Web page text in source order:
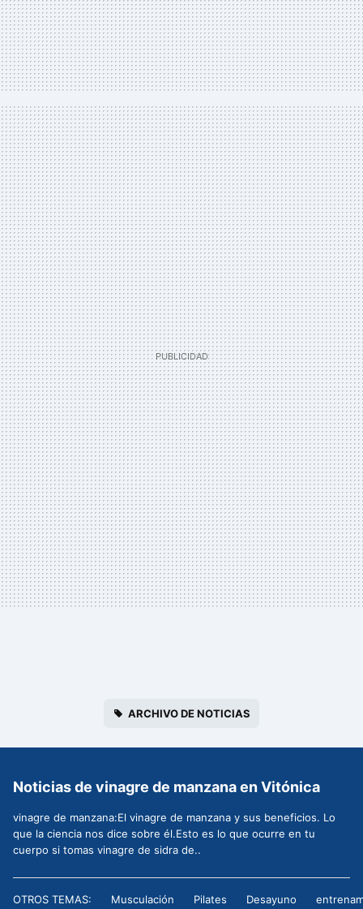
ARCHIVO DE NOTICIAS
Noticias de vinagre de manzana en Vitónica
vinagre de manzana:El vinagre de manzana y sus beneficios. Lo
que la ciencia nos dice sobre él.Esto es lo que ocurre en tu
cuerpo si tomas vinagre de sidra de..
OTROS TEMAS: Musculación Pilates Desayuno